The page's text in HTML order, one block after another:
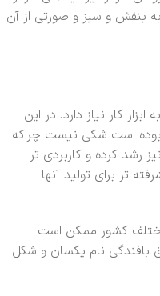
به بنفش و سبز و صورتی از آن
کار نیاز دارد. در این
بوده است شکی نیست چراکه
رشد کرده و کاربردی تر
تر برای تولید آنها
مختلف کشور ممکن است
بافندگی نام یکسان و شکل